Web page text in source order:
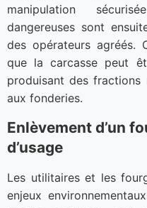
manipulation
dangereuses sont
des opérateurs agréés.
que la carcasse peut
produisant des fractions
aux fonderies.
Enlèvement d’un
d’usage
Les utilitaires et les
enjeux